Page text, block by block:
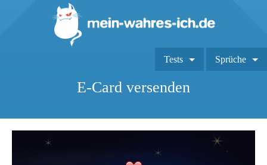
Tests Sprüche
E-Card versenden